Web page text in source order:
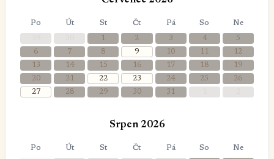
Po Út St Čt Pá So Ne
1 2 3 4
5
6
7 8 9 10 11
12
13
14 15 16 17 18
19
20
21 22 23 24 25
26
27
28 29 30 31
Srpen 2026
Po Út St Čt Pá So Ne